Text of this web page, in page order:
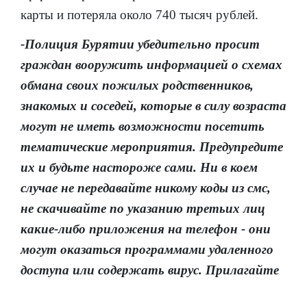
карты и потеряла около 740 тысяч рублей.
-Полиция Бурятии убедительно просит
граждан вооружить информацией о схемах
обмана своих пожилых родственников,
знакомых и соседей, которые в силу возраста
могут не иметь возможности посетить
тематические мероприятия. Предупредите
их и будьте настороже сами. Ни в коем
случае не передавайте никому коды из смс,
не скачивайте по указанию третьих лиц
какие-либо приложения на телефон - они
могут оказаться программами удаленного
доступа или содержать вирус. Прилагайте